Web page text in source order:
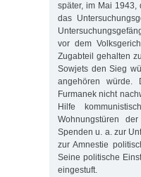
später, im Mai
das
vor dem
Zugabteil gehalten
Sowjets den Sieg
angehören würde.
Furmanek nicht
Hilfe
Wohnungstüren
Spenden u. a. zur
zur Amnestie
Seine politische
eingestuft.